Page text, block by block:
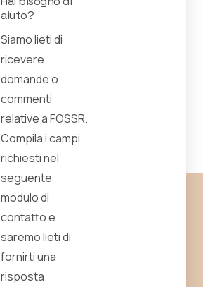
aiuto?
Siamo lieti di
ricevere
domande o
commenti
relative a FOSSR.
Compila i campi
richiesti nel
seguente
modulo di
contatto e
saremo lieti di
fornirti una
risposta